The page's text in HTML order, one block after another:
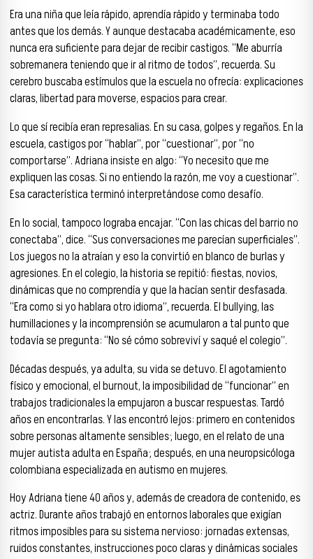
Era una niña que leía rápido, aprendía rápido y terminaba todo
antes que los demás. Y aunque destacaba académicamente, eso
nunca era suficiente para dejar de recibir castigos. “Me aburría
sobremanera teniendo que ir al ritmo de todos”, recuerda. Su
cerebro buscaba estímulos que la escuela no ofrecía: explicaciones
claras, libertad para moverse, espacios para crear.
Lo que sí recibía eran represalias. En su casa, golpes y regaños. En la
escuela, castigos por “hablar”, por “cuestionar”, por “no
comportarse”. Adriana insiste en algo: “Yo necesito que me
expliquen las cosas. Si no entiendo la razón, me voy a cuestionar”.
Esa característica terminó interpretándose como desafío.
En lo social, tampoco lograba encajar. “Con las chicas del barrio no
conectaba”, dice. “Sus conversaciones me parecían superficiales”.
Los juegos no la atraían y eso la convirtió en blanco de burlas y
agresiones. En el colegio, la historia se repitió: fiestas, novios,
dinámicas que no comprendía y que la hacían sentir desfasada.
“Era como si yo hablara otro idioma”, recuerda. El bullying, las
humillaciones y la incomprensión se acumularon a tal punto que
todavía se pregunta: “No sé cómo sobreviví y saqué el colegio”.
Décadas después, ya adulta, su vida se detuvo. El agotamiento
físico y emocional, el burnout, la imposibilidad de “funcionar” en
trabajos tradicionales la empujaron a buscar respuestas. Tardó
años en encontrarlas. Y las encontró lejos: primero en contenidos
sobre personas altamente sensibles; luego, en el relato de una
mujer autista adulta en España; después, en una neuropsicóloga
colombiana especializada en autismo en mujeres.
Hoy Adriana tiene 40 años y, además de creadora de contenido, es
actriz. Durante años trabajó en entornos laborales que exigían
ritmos imposibles para su sistema nervioso: jornadas extensas,
ruidos constantes, instrucciones poco claras y dinámicas sociales